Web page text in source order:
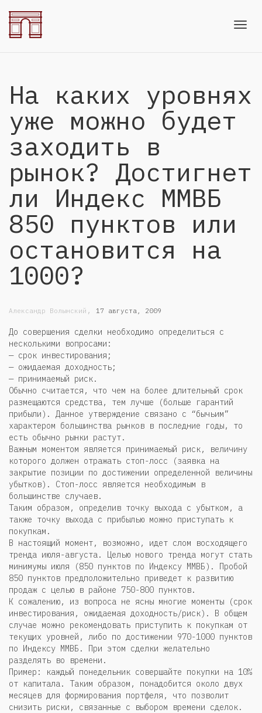
На каких уровнях
уже можно будет
заходить в
рынок? Достигнет
ли Индекс ММВБ
850 пунктов или
остановится на
1000?
Александр Волынский , 17 августа, 2009
До совершения сделки необходимо определиться с
несколькими вопросами:
— срок инвестирования;
— ожидаемая доходность;
— принимаемый риск.
Обычно считается, что чем на более длительный срок
размещаются средства, тем лучше (больше гарантий
прибыли). Данное утверждение связано с “бычьим”
характером большинства рынков в последние годы, то
есть обычно рынки растут.
Важным моментом является принимаемый риск, величину
которого должен отражать стоп-лосс (заявка на
закрытие позиции по достижении определенной величины
убытков). Стоп-лосс является необходимым в
большинстве случаев.
Таким образом, определив точку выхода с убытком, а
также точку выхода с прибылью можно приступать к
покупкам.
В настоящий момент, возможно, идет слом восходящего
тренда июля-августа. Целью нового тренда могут стать
минимумы июля (850 пунктов по Индексу ММВБ). Пробой
850 пунктов предположительно приведет к развитию
продаж с целью в районе 750-800 пунктов.
К сожалению, из вопроса не ясны многие моменты (срок
инвестирования, ожидаемая доходность/риск). В общем
случае можно рекомендовать приступить к покупкам от
текущих уровней, либо по достижении 970-1000 пунктов
по Индексу ММВБ. При этом сделки желательно
разделять во времени.
Пример: каждый понедельник совершайте покупки на 10%
от капитала. Таким образом, понадобится около двух
месяцев для формирования портфеля, что позволит
снизить риски, связанные с выбором времени сделок.